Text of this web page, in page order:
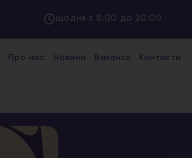
щодня з 8:00 до 20:00
Про нас Новини Вакансії Контакти